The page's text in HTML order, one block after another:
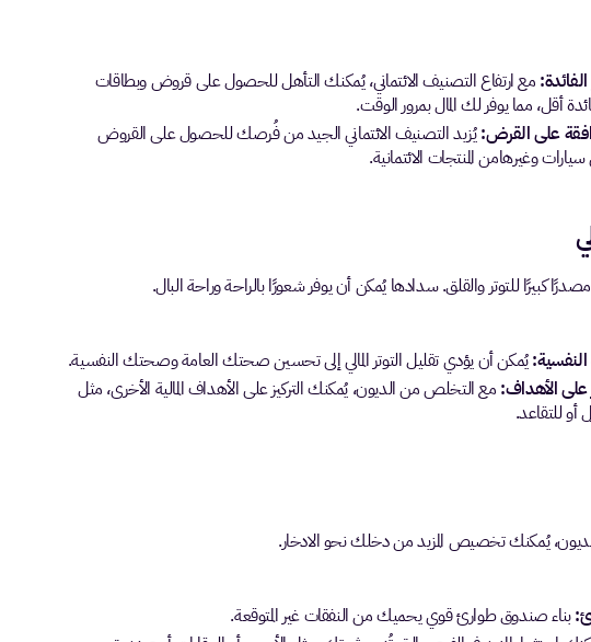
مع ارتفاع التصنيف الائتماني، يُمكنك التأهل للحصول على قروض وبطاقات
أقل، مما يوفر لك المال بمرور الوقت.
على القرض:يُزيد التصنيف الائتماني الجيد من فُرصك للحصول على القروض
وغيرهامن المنتجات الائتمانية.
كبيرًا للتوتر والقلق. سدادها يُمكن أن يوفر شعورًا بالراحة وراحة البال.
يُمكن أن يؤدي تقليل التوتر المالي إلى تحسين صحتك العامة وصحتك النفسية.
على الأهداف: مع التخلص من الديون، يُمكنك التركيز على الأهداف المالية الأخرى، مثل
أو للتقاعد.
يُمكنك تخصيص المزيد من دخلك نحو الادخار.
بناء صندوق طوارئ قوي يحميك من النفقات غير المتوقعة.